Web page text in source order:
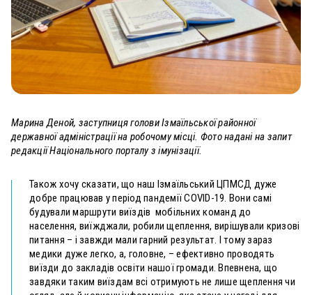
Марина Деной, заступниця голови Ізмаїльської районної
державної адміністрації на робочому місці. Фото надані на запит
редакції Національного порталу з імунізації.
Також хочу сказати, що наш Ізмаїльський ЦПМСД дуже
добре працював у період пандемії СOVID-19. Вони самі
будували маршрути виїздів мобільних команд до
населення, виїжджали, робили щеплення, вирішували кризові
питання – і завжди мали гарний результат. І тому зараз
медики дуже легко, а, головне, – ефективно проводять
виїзди до закладів освіти нашої громади. Впевнена, що
завдяки таким виїздам всі отримують не лише щеплення чи